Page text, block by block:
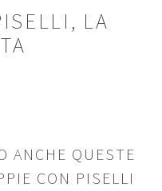
LA
ANCHE QUESTE
CON PISELLI